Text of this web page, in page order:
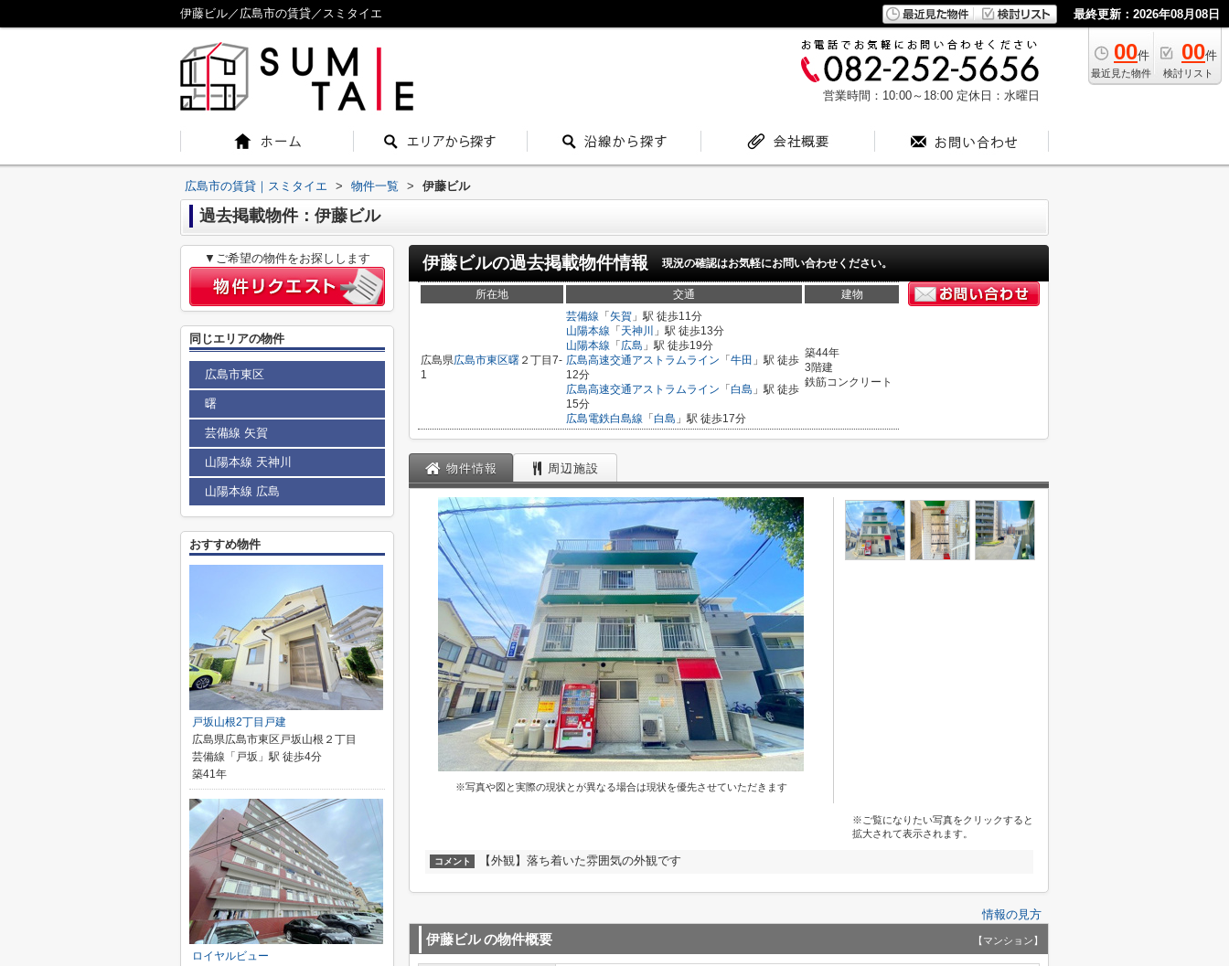
伊藤ビル／広島市の賃貸／スミタイエ 最終更新：2026年08月08日
00件
最近見た物件
00件
検討リスト
営業時間：10:00～18:00 定休日：水曜日
広島市の賃貸｜スミタイエ > 物件一覧 > 伊藤ビル
過去掲載物件：伊藤ビル
伊藤ビルの過去掲載物件情報 現況の確認はお気軽にお問い合わせください。
所在地 交通 建物
広島県広島市東区曙 ２丁目7-
1
芸備線 「 矢賀 」駅 徒歩11分
山陽本線 「 天神川
」駅 徒歩13分
山陽本線 「 広島 」駅 徒歩19分
広島高速交通アストラムライン 「 牛田 」駅 徒歩
12分
広島高速交通アストラムライン 「 白島 」駅 徒歩
15分
広島電鉄白島線 「 白島 」駅 徒歩17分
築44年
3階建
鉄筋コンクリート
物件情報 周辺施設
※写真や図と実際の現状とが異なる場合は現状を優先させていただきます
※ご覧になりたい写真をクリックすると
拡大されて表示されます。
コメント 【外観】落ち着いた雰囲気の外観です
情報の見方
伊藤ビルの物件概要 【マンション】
▼ご希望の物件をお探しします
同じエリアの物件
広島市東区
曙
芸備線 矢賀
山陽本線 天神川
山陽本線 広島
おすすめ物件
戸坂山根2丁目戸建
広島県広島市東区戸坂山根２丁目
芸備線「戸坂」駅 徒歩4分
築41年
ロイヤルビュー